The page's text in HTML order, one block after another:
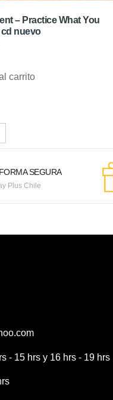
– Practice What You
cd nuevo
carrito
SEGURA
Plus Chile
- 15 hrs y 16 hrs - 19 hrs